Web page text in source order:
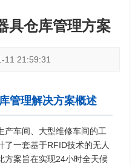
具仓库管理方案
11 21:59:31
管理解决方案概述
产车间、大型维修车间的工
了一套基于RFID技术的无人
方案旨在实现24小时全天候